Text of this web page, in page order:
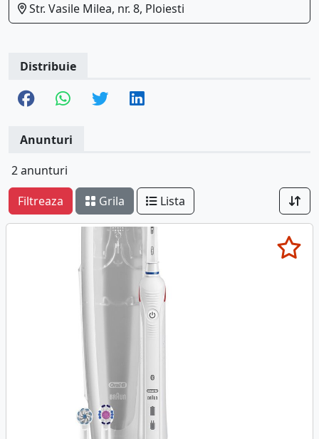
Str. Vasile Milea, nr. 8, Ploiesti
Distribuie
Anunturi
2 anunturi
Filtreaza
Grila Lista